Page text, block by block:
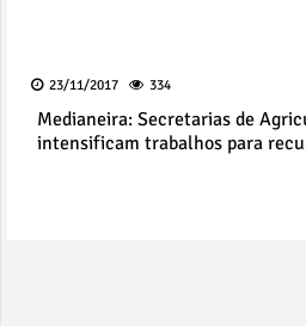
23/11/2017 334
Medianeira: Secretarias de
intensificam trabalhos para